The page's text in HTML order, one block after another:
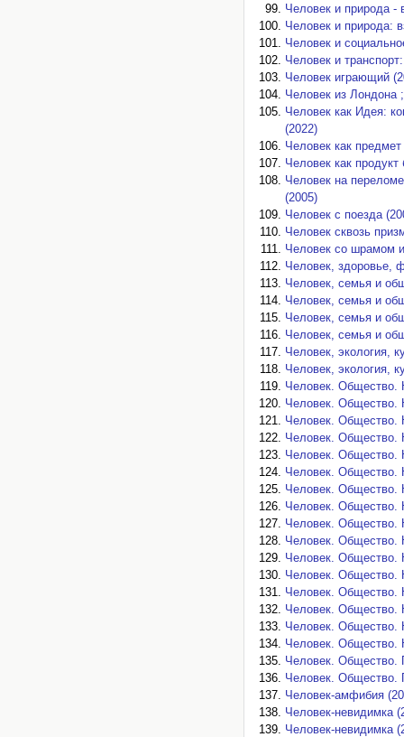
Человек и природа -
Человек и природа:
Человек и
Человек и
Человек играющий
Человек из Лондона
Человек как Идея:
(2022)
Человек как
Человек как
Человек на
(2005)
Человек с поезда
Человек сквозь
Человек со шрамом
Человек, здоровье,
Человек, семья и
Человек, семья и
Человек, семья и
Человек, семья и
Человек, экология,
Человек, экология,
Человек. Общество.
Человек. Общество.
Человек. Общество.
Человек. Общество.
Человек. Общество.
Человек. Общество.
Человек. Общество.
Человек. Общество.
Человек. Общество.
Человек. Общество.
Человек. Общество.
Человек. Общество.
Человек. Общество.
Человек. Общество.
Человек. Общество.
Человек. Общество.
Человек. Общество.
Человек. Общество.
Человек-амфибия
Человек-невидимка
Человек-невидимка